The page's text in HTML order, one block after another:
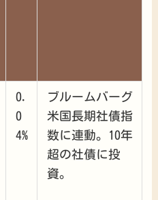
0.
0
4%
ブルームバーグ
米国長期社債指
数に連動。10年
超の社債に投
資。